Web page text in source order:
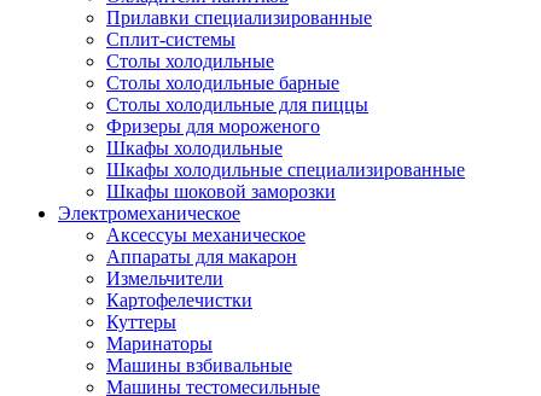
Прилавки специализированные
Сплит-системы
Столы холодильные
Столы холодильные барные
Столы холодильные для пиццы
Фризеры для мороженого
Шкафы холодильные
Шкафы холодильные специализированные
Шкафы шоковой заморозки
Электромеханическое
Аксессуы механическое
Аппараты для макарон
Измельчители
Картофелечистки
Куттеры
Маринаторы
Машины взбивальные
Машины тестомесильные